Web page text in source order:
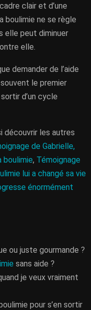
clair et d’une
boulimie ne se règle
elle peut diminuer
elle.
demander de l’aide
souvent le premier
d’un cycle
découvrir les autres
de Gabrielle,
boulimie, Témoignage
lui a changé sa vie
énormément
ou juste gourmande ?
sans aide ?
je veux vraiment
pour s’en sortir